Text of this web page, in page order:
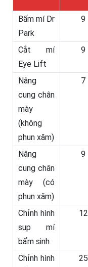
Bấm mí Dr
Park
9
Cắt mí
Eye Lift
9
Nâng
cung chân
mày
(không
phun xăm)
7
Nâng
cung chân
mày (có
phun xăm)
9
Chỉnh hình
sụp mí
bẩm sinh
12
Chỉnh hình
25